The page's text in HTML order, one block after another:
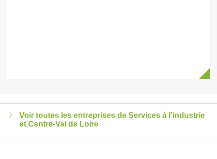
Voir toutes les entreprises de Services à l'industrie
et Centre-Val de Loire